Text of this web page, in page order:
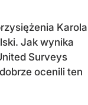
Karola
Jak wynika
Surveys
ocenili ten